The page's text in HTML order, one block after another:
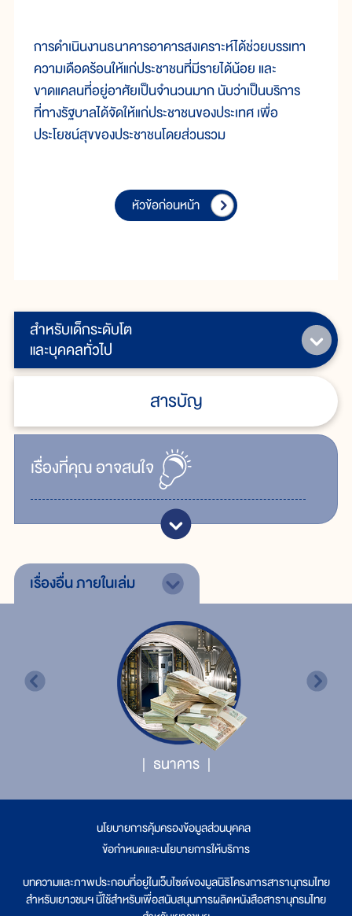
สำหรับเด็กระดับโต
และบุคคลทั่วไป
สารบัญ
เรื่ิองที่คุณอาจสนใจ
การดำเนินงานธนาคารอาคารสงเคราะห์ได้ช่วยบรรเทา
ความเดือดร้อนให้แก่ประชาชนที่มีรายได้น้อย และ
ขาดแคลนที่อยู่อาศัยเป็นจำนวนมาก นับว่าเป็นบริการ
ที่ทางรัฐบาลได้จัดให้แก่ประชาชนของประเทศ เพื่อ
ประโยชน์สุขของประชาชนโดยส่วนรวม
หัวข้อก่อนหน้า
เรื่องอื่นภายในเล่ม
ธนาคาร
นโยบายการคุ้มครองข้อมูลส่วนบุคคล
ข้อกำหนดและนโยบายการให้บริการ
บทความและภาพประกอบที่อยู่ในเว็บไซต์ของมูลนิธิโครงการสารานุกรมไทย
สำหรับเยาวชนฯ นี้ใช้สำหรับเพื่อสนับสนุนการผลิตหนังสือสารานุกรมไทย